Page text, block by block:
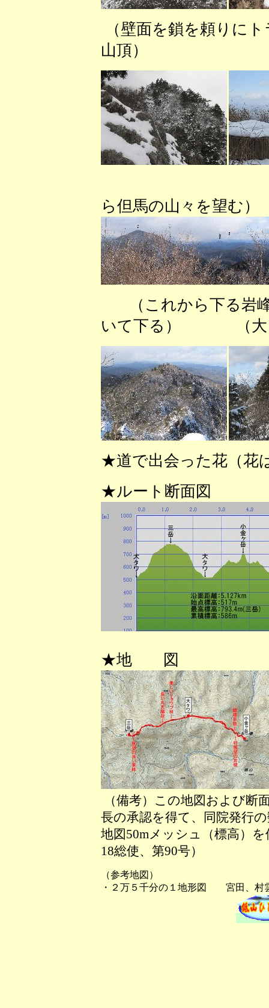
（壁面を鎖を頼り
山頂） （山頂
ら但馬の山々を望む）
（これから下
いて下る） （大タ
★道で出会った花（花
★ルート断面図
★地 図
（備考）この地図および断
長の承認を得て、同院発行
地図50mメッシュ（標高）
18総使、第90号）
（参考地図）
・２万５千分の１地形図 宮田、村